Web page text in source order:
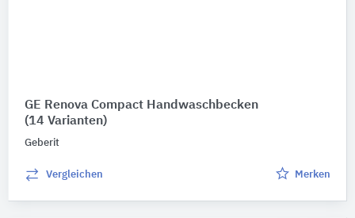
GE Renova Compact Handwaschbecken
(14 Varianten)
Geberit
Vergleichen Merken